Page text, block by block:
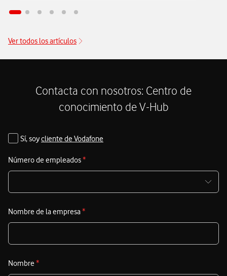
financieras más importantes para las organizaciones,
especialmente aquellas que gestionan transferencias o
electrónico.
Ver todos los artículos
Contacta con nosotros: Centro de
conocimiento de V-Hub
Sí, soycliente de Vodafone
Número de empleados*
Nombre de la empresa*
Nombre *